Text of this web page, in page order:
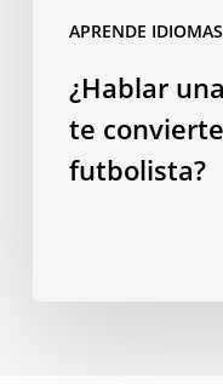
APRENDE IDIOMAS
futbolista?
¿Hablar
te
futbolista?